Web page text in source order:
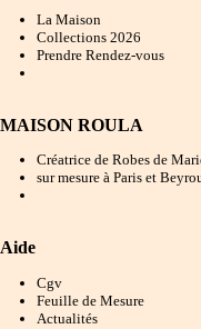
La Maison
Collections 2026
Prendre Rendez-vous
MAISON ROULA
Créatrice de Robes de
sur mesure à Paris et
Aide
Cgv
Feuille de Mesure
Actualités